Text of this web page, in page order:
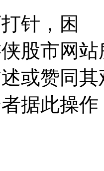
针，困
股市网
或赞同
据此操